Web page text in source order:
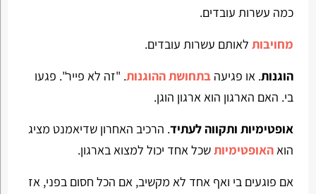
כמה עשרות עובדים.
מחויבותלאותם עשרות עובדים.
הוגנות. או פגיעה בתחושת ההוגנות. "זה לא פייר". פגעו
בי. האם הארגון הוא ארגון הוגן.
אופטימיות ותקווה לעתיד. הרכיב האחרון שדיאמנט מציג
הואהאופטימיותשכל אחד יכול למצוא בארגון.
אם פוגעים בי ואף אחד לא מקשיב, אם הכל חסום בפני, אז